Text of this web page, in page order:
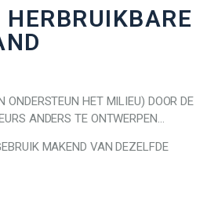
HERBRUIKBARE
ONDERSTEUN HET MILIEU) DOOR DE
ANDERS TE ONTWERPEN…
MAKEND VAN DEZELFDE